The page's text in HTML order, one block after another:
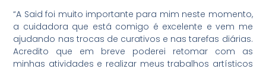
“A Said foi muito importante para mim neste momento,
a cuidadora que está comigo é excelente e vem me
ajudando nas trocas de curativos e nas tarefas diárias.
Acredito que em breve poderei retomar com as
minhas atividades e realizar meus trabalhos artísticos